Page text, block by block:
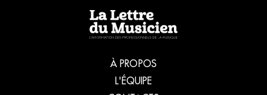
À PROPOS
L'ÉQUIPE